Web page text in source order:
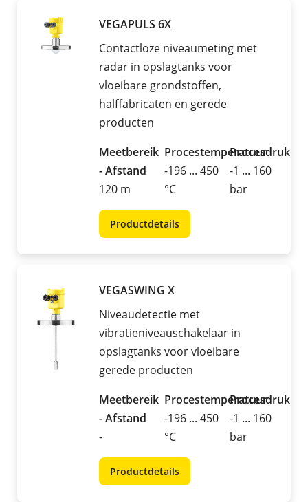
VEGAPULS 6X
Contactloze niveaumeting met
radar in opslagtanks voor
vloeibare grondstoffen,
halffabricaten en gerede
producten
Meetbereik
- Afstand
120 m
Procestemperatuur
-196 ... 450
°C
Procesdruk
-1 ... 160
bar
Productdetails
VEGASWING X
Niveaudetectie met
vibratieniveauschakelaar in
opslagtanks voor vloeibare
gerede producten
Meetbereik
- Afstand
-
Procestemperatuur
-196 ... 450
°C
Procesdruk
-1 ... 160
bar
Productdetails